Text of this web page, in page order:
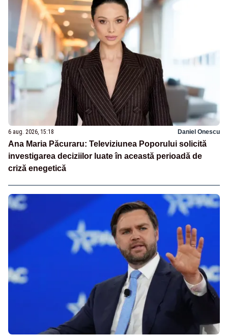
6 aug. 2026, 15:18 Daniel Onescu
Ana Maria Păcuraru: Televiziunea Poporului solicită
investigarea deciziilor luate în această perioadă de
criză enegetică